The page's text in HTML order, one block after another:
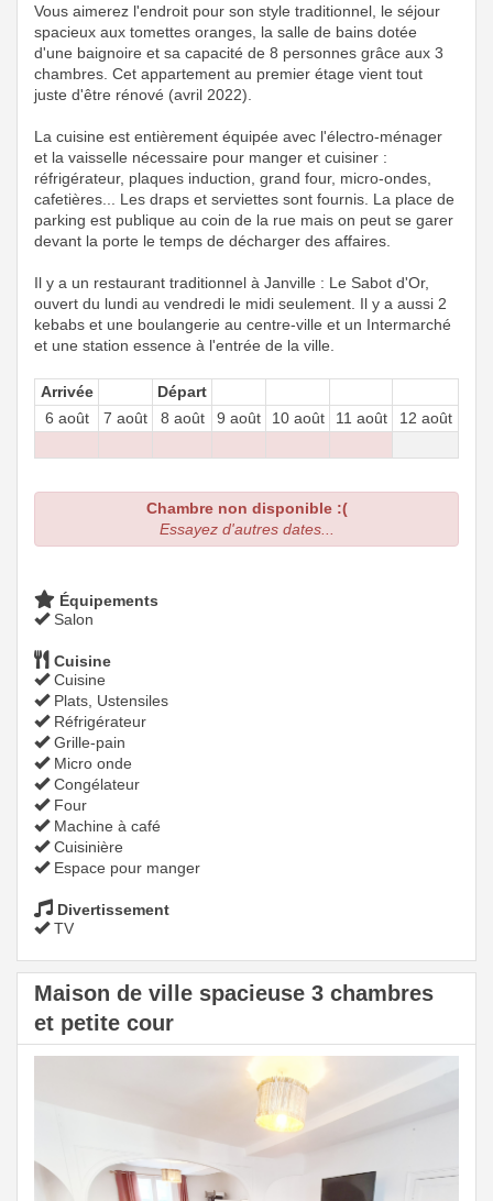
Vous aimerez l'endroit pour son style traditionnel, le séjour
spacieux aux tomettes oranges, la salle de bains dotée
d'une baignoire et sa capacité de 8 personnes grâce aux 3
chambres. Cet appartement au premier étage vient tout
juste d'être rénové (avril 2022).
La cuisine est entièrement équipée avec l'électro-ménager
et la vaisselle nécessaire pour manger et cuisiner :
réfrigérateur, plaques induction, grand four, micro-ondes,
cafetières... Les draps et serviettes sont fournis. La place de
parking est publique au coin de la rue mais on peut se garer
devant la porte le temps de décharger des affaires.
Il y a un restaurant traditionnel à Janville : Le Sabot d'Or,
ouvert du lundi au vendredi le midi seulement. Il y a aussi 2
kebabs et une boulangerie au centre-ville et un Intermarché
et une station essence à l'entrée de la ville.
Arrivée
Départ
6 août
7 août 8 août 9 août 10 août 11 août 12 août
Chambre non disponible :(
Essayez d'autres dates...
Équipements
Salon
Cuisine
Cuisine
Plats, Ustensiles
Réfrigérateur
Grille-pain
Micro onde
Congélateur
Four
Machine à café
Cuisinière
Espace pour manger
Divertissement
TV
Maison de ville spacieuse 3 chambres
et petite cour